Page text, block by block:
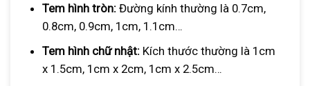
Tem hình tròn:Đường kính thường là 0.7cm,
0.8cm, 0.9cm, 1cm, 1.1cm…
Tem hình chữ nhật:Kích thước thường là 1cm
x 1.5cm, 1cm x 2cm, 1cm x 2.5cm…